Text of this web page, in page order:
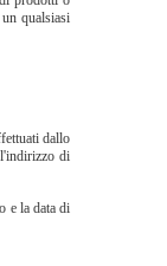
qualsiasi
dallo
di
e la data di